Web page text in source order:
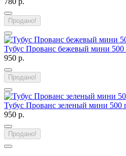
Продано!
Тубус Прованс бежевый мини 500
950 р.
Продано!
Тубус Прованс зеленый мини 500
950 р.
Продано!